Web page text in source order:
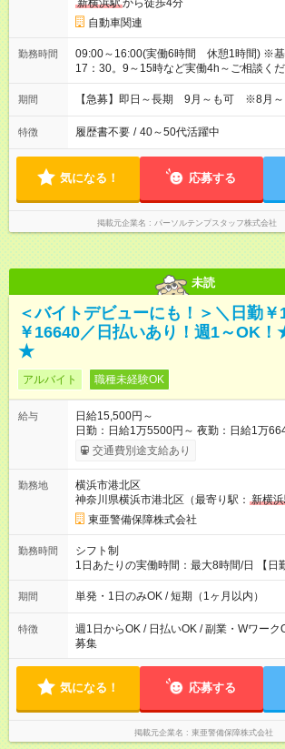
新横浜駅から徒歩4分
自動車関連
勤務時間
09:00～16:00(実働6時間 休憩1時間) ※基
17：30。9～15時など実働4h～ご相談くだ
期間 【急募】即日～長期 9月～も可 ※8月～
特徴 履歴書不要 / 40～50代活躍中
気になる！ 応募する
掲載元企業名 パーソルテンプスタッフ株式会社
未読
＜バイトデビューにも！＞＼日勤
￥16640／日払いあり！週1～OK
★
アルバイト 職種未経験OK
給与
日給15,500円～
日勤：日給1万5500円～ 夜勤：日給1万
祝手当4000円含む(25勤務まで) ┗新任研修
┗規定あり ／ 経験や年齢を問わず、 頑張った方全員に支給され
日給は全額支給！ ■月22日以上勤務すると… 日給1000円UP！ ■
日払い・週払い・前払いOK！ 給与即時払
(CRIA)』で 最短当日にコンビニATMから
ます♪ ※稼働分・規定あり ■法定研修(7h×3日間)中も 手当をしっ
かり【3万円】支給！ ┗研修手当の一部(9
給 ┗昼食代も別途支給(500円×3日間） ┗研
交通費別途支給あり
勤務地
横浜市港北区
神奈川県横浜市港北区（最寄り駅： 新横
東亜警備保障株式会社
勤務時間
シフト制
1日あたりの実働時間：最大8時間/日 【日
勤】20:00～翌5:00 ・【日勤のみ】【夜勤のみ】もOK♪ ・自分
の都合に合わせて稼げます◎ ・シフトの申
ライベートの予定に 合わせて好きな時な
期間 単発・1日のみOK / 短期（1ヶ月以内）
特徴
週1日からOK / 日払いOK / 副業・Wワー
募集
気になる！ 応募する
掲載元企業名 東亜警備保障株式会社